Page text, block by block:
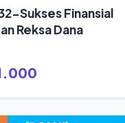
Sukses Finansial
Reksa Dana